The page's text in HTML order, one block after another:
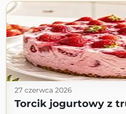
27 czerwca 2026
Torcik jogurtowy z